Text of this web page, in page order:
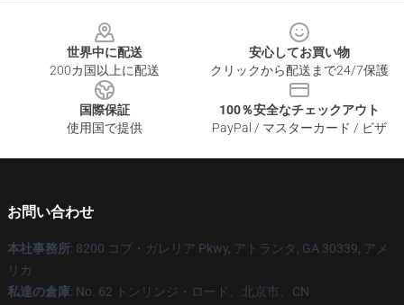
世界中に配送
200カ国以上に配送
安心してお買い物
クリックから配送まで24/7保護
国際保証
使用国で提供
100％安全なチェックアウト
PayPal / マスターカード / ビザ
お問い合わせ
本社事務所: 8200 コブ・ガレリア Pkwy, アトランタ, GA 30339, アメ
リカ
私達の倉庫: No. 62 トンリンジ・ロード、北京市、CN